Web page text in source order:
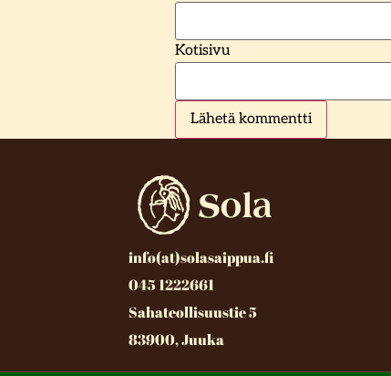
Kotisivu
info(at)solasaippua.fi
045 1222661
Sahateollisuustie 5
83900, Juuka